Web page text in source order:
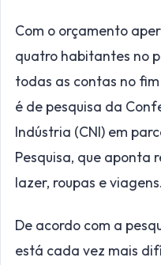
Com o orçamento
quatro habitantes no
todas as contas no
é de pesquisa da
Indústria (CNI) em
Pesquisa, que aponta
lazer, roupas e viagens.
De acordo com a
está cada vez mais